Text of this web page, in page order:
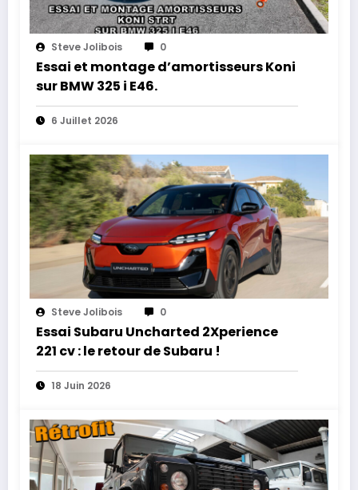
Steve Jolibois 0
Essai et montage d’amortisseurs Koni
sur BMW 325 i E46.
6 Juillet 2026
Steve Jolibois 0
Essai Subaru Uncharted 2Xperience
221 cv : le retour de Subaru !
18 Juin 2026